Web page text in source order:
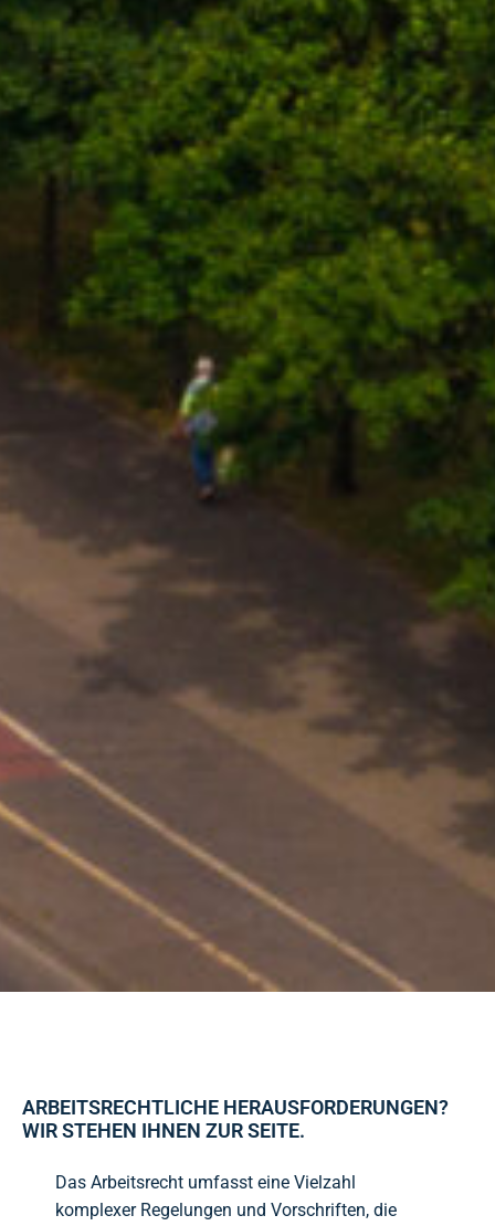
ARBEITSRECHTLICHE HERAUSFORDERUNGEN?
WIR STEHEN IHNEN ZUR SEITE.
Das Arbeitsrecht umfasst eine Vielzahl
komplexer Regelungen und Vorschriften, die